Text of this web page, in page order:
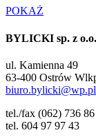
POKAŻ
BYLICKI sp. z
ul. Kamienna 49
63-400 Ostrów
biuro.bylicki@wp.pl
tel./fax (062) 736
tel. 604 97 97 43